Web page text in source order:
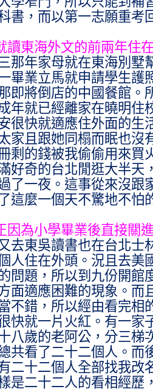
書，而以第一志願重考
讀東海外文的前兩年住
那年家母就在東海別墅
畢業立馬就申請學生護
即將倒店的中國餐館。
年就已經離家在曉明住
很快就適應住外面的生
家且跟她同榻而眠也沒
剩的錢被我偷偷用來買
好奇的台北閒逛大半天
了一夜。這事從來沒跟
這麼一個天不驚地不怕
因為小學畢業後直接關
去東吳讀書也在台北士
人住在外頭。況且去美
問題，所以到九份開館
面適應困難的現象。而
不錯，所以經由看完相
快就一片火紅。有一家
八歲的老阿公，分三梯
共看了二十二個人。而
二十二個人全部找我改
是二十二人的看相經歷